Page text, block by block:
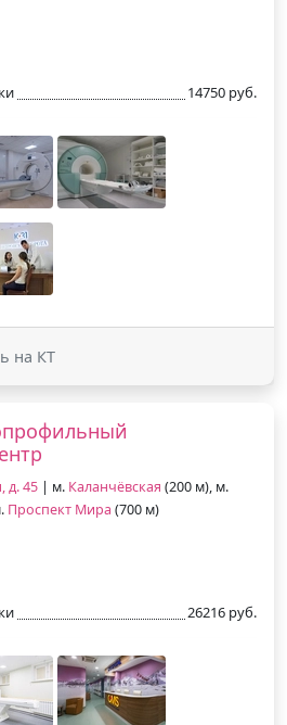
14750 руб.
на КТ
д. 45 | м. Каланчёвская (200 м), м.
Проспект Мира (700 м)
26216 руб.